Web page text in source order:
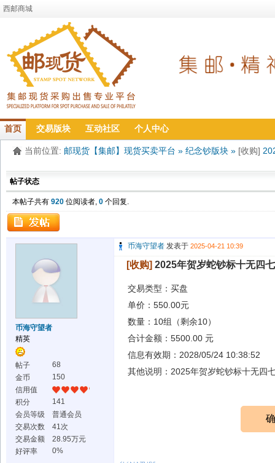
西邮商城
首页 交易版块 互动社区 个人中心
当前位置: 邮现货【集邮】现货买卖平台 » 纪念钞版块 » [收购]
帖子状态
本帖子共有 920 位阅读者, 0 个回复.
币海守望者
精英
帖子
68
金币
150
信用值
积分
141
会员等级
普通会员
交易次数
41次
交易金额
28.95万元
好评率
0%
币海守望者 发表于 2025-04-21 10:39
[收购]2025年贺岁蛇钞标十无四
交易类型：买盘
单价：550.00元
数量：10组（剩余10）
合计金额：5500.00 元
信息有效期：2028/05/24 10:38:52
其他说明：2025年贺岁蛇钞标十无四